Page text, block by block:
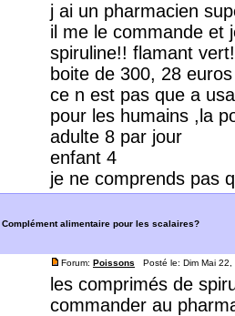
j ai un pharmacien
il me le commande et
spiruline!! flamant
boite de 300, 28 euros
ce n est pas que a
pour les humains ,la
adulte 8 par jour
enfant 4
je ne comprends pas
Complément alimentaire pour les scalaires?
Forum: Poissons Posté le: Dim Mai
les comprimés de
commander au